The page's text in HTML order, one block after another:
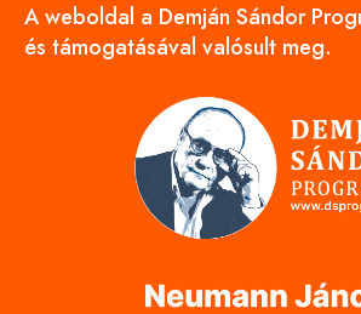
A weboldal a Demján Sándor
és támogatásával valósult meg.